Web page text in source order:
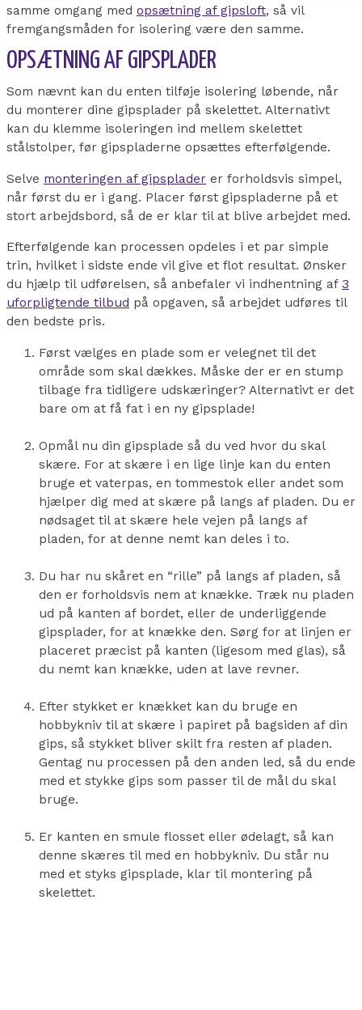
samme omgang med opsætning af gipsloft, så vil
fremgangsmåden for isolering være den samme.
OPSÆTNING AF GIPSPLADER
Som nævnt kan du enten tilføje isolering løbende, når
du monterer dine gipsplader på skelettet. Alternativt
kan du klemme isoleringen ind mellem skelettet
stålstolper, før gipspladerne opsættes efterfølgende.
Selve monteringen af gipsplader er forholdsvis simpel,
når først du er i gang. Placer først gipspladerne på et
stort arbejdsbord, så de er klar til at blive arbejdet med.
Efterfølgende kan processen opdeles i et par simple
trin, hvilket i sidste ende vil give et flot resultat. Ønsker
du hjælp til udførelsen, så anbefaler vi indhentning af 3
uforpligtende tilbud på opgaven, så arbejdet udføres til
den bedste pris.
Først vælges en plade som er velegnet til det
område som skal dækkes. Måske der er en stump
tilbage fra tidligere udskæringer? Alternativt er det
bare om at få fat i en ny gipsplade!
Opmål nu din gipsplade så du ved hvor du skal
skære. For at skære i en lige linje kan du enten
bruge et vaterpas, en tommestok eller andet som
hjælper dig med at skære på langs af pladen. Du er
nødsaget til at skære hele vejen på langs af
pladen, for at denne nemt kan deles i to.
Du har nu skåret en “rille” på langs af pladen, så
den er forholdsvis nem at knække. Træk nu pladen
ud på kanten af bordet, eller de underliggende
gipsplader, for at knække den. Sørg for at linjen er
placeret præcist på kanten (ligesom med glas), så
du nemt kan knække, uden at lave revner.
Efter stykket er knækket kan du bruge en
hobbykniv til at skære i papiret på bagsiden af din
gips, så stykket bliver skilt fra resten af pladen.
Gentag nu processen på den anden led, så du ende
med et stykke gips som passer til de mål du skal
bruge.
Er kanten en smule flosset eller ødelagt, så kan
denne skæres til med en hobbykniv. Du står nu
med et styks gipsplade, klar til montering på
skelettet.